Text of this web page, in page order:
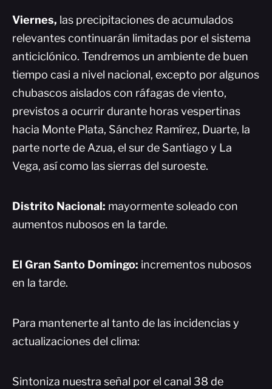
Viernes, las precipitaciones de acumulados
relevantes continuarán limitadas por el sistema
anticiclónico. Tendremos un ambiente de buen
tiempo casi a nivel nacional, excepto por algunos
chubascos aislados con ráfagas de viento,
previstos a ocurrir durante horas vespertinas
hacia Monte Plata, Sánchez Ramírez, Duarte, la
parte norte de Azua, el sur de Santiago y La
Vega, así como las sierras del suroeste.
Distrito Nacional: mayormente soleado con
aumentos nubosos en la tarde.
El Gran Santo Domingo: incrementos nubosos
en la tarde.
Para mantenerte al tanto de las incidencias y
actualizaciones del clima:
Sintoniza nuestra señal por el canal 38 de